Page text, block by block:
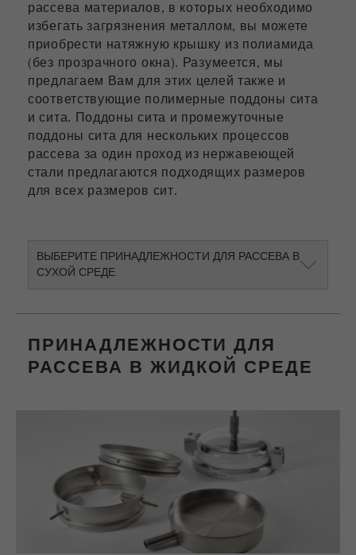
__utmz
Провайдер google
Этот cookie является cookie для данного
посетителя. Он содержит все данные о
посетителях. Информация о текущем
посещении, а также информация,
которая была передана через
параметры процедуры отслеживания.
Этот cookie также хранит информацию о
источнике посетителя не может быть
определена, cookie не изменяется.
связывать информацию о посетителях,
электронной торговли, с источником
посетителя. Этот cookie не содержит
Название
Провайдер Google Tag Manager Google
Регистрирует уникальный
рассева материалов, в которых необходимо
избегать загрязнения металлом, вы можете
приобрести натяжную крышку из полиамида
(без прозрачного окна). Разумеется, мы
предлагаем Вам для этих целей также и
соответствующие полимерные поддоны сита
и сита. Поддоны сита и промежуточные
поддоны сита для нескольких процессов
рассева за один проход из нержавеющей
стали предлагаются подходящих размеров
для всех размеров сит.
ВЫБЕРИТЕ ПРИНАДЛЕЖНОСТИ ДЛЯ РАССЕВА В
СУХОЙ СРЕДЕ
ПРИНАДЛЕЖНОСТИ ДЛЯ
РАССЕВА В ЖИДКОЙ СРЕДЕ